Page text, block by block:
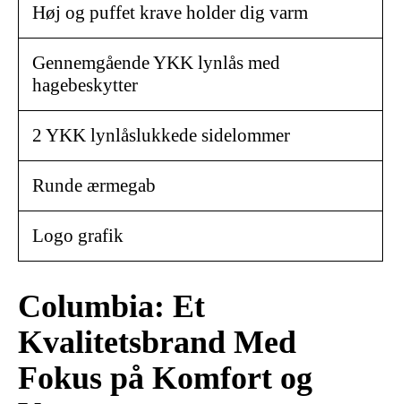
Høj og puffet krave holder dig varm
Gennemgående YKK lynlås med
hagebeskytter
2 YKK lynlåslukkede sidelommer
Runde ærmegab
Logo grafik
Columbia: Et
Kvalitetsbrand Med
Fokus på Komfort og